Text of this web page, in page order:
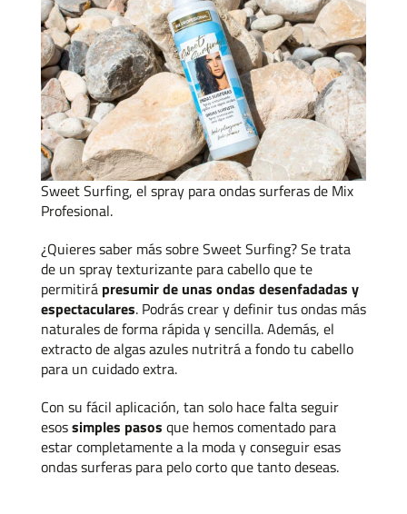
Sweet Surfing, el spray para ondas surferas de Mix
Profesional.
¿Quieres saber más sobre Sweet Surfing? Se trata
de un spray texturizante para cabello que te
permitirá presumir de unas ondas desenfadadas y
espectaculares. Podrás crear y definir tus ondas más
naturales de forma rápida y sencilla. Además, el
extracto de algas azules nutritrá a fondo tu cabello
para un cuidado extra.
Con su fácil aplicación, tan solo hace falta seguir
esossimples pasos que hemos comentado para
estar completamente a la moda y conseguir esas
ondas surferas para pelo corto que tanto deseas.